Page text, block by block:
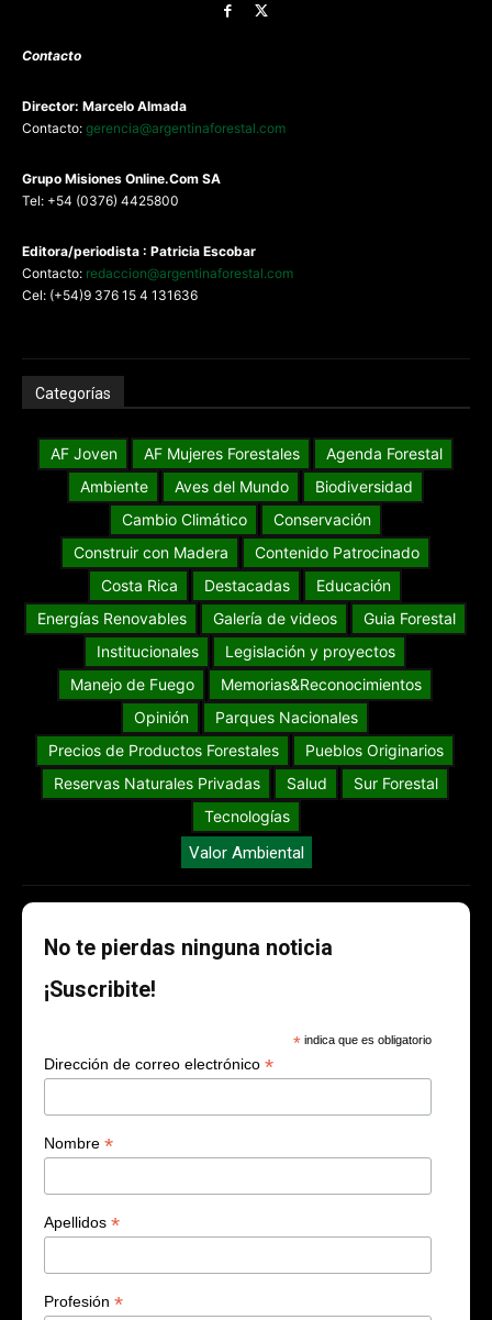
Contacto
Director: Marcelo Almada
Contacto: gerencia@argentinaforestal.com
Grupo Misiones Online.Com SA
Tel: +54 (0376) 4425800
Editora/periodista : Patricia Escobar
Contacto: redaccion@argentinaforestal.com
Cel: (+54)9 376 15 4 131636
Categorías
AF Joven AF Mujeres Forestales
Agenda Forestal
Ambiente
Aves del Mundo
Biodiversidad
Cambio Climático
Conservación
Construir con Madera
Contenido Patrocinado
Costa Rica
Destacadas
Educación
Energías Renovables
Galería de videos
Guia Forestal
Institucionales
Legislación y proyectos
Manejo de Fuego
Memorias&Reconocimientos
Opinión
Parques Nacionales
Precios de Productos Forestales
Pueblos Originarios
Reservas Naturales Privadas
Salud
Sur Forestal
Tecnologías
Valor Ambiental
No te pierdas ninguna noticia
¡Suscribite!
* indica que es obligatorio
Dirección de correo electrónico *
Nombre *
Apellidos *
Profesión *